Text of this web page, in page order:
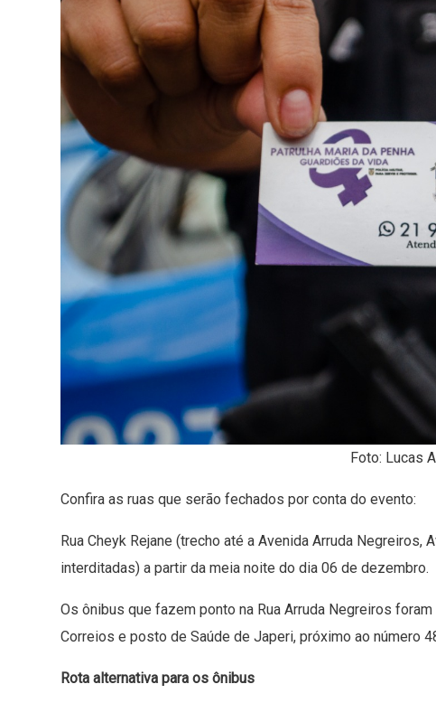
Foto: Lucas
Confira as ruas que serão fechados por conta do evento:
Rua Cheyk Rejane (trecho até a Avenida Arruda
interditadas) a partir da meia noite do dia 06 de dezembro.
Os ônibus que fazem ponto na Rua Arruda Negreiros
Correios e posto de Saúde de Japeri, próximo ao número
Rota alternativa para os ônibus